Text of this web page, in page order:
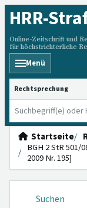
HRR-
Online-Zeitschrift und
für höchstrichterliche
Menü
HRRS durchsuchen
Startseite
BGH 2 StR 501/
2009 Nr. 195]
Suchen